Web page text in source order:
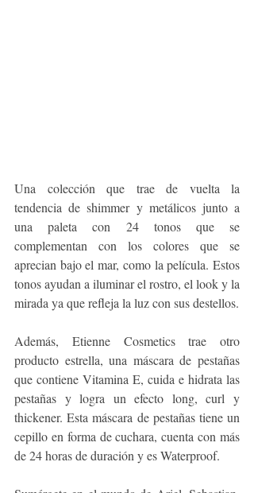
Una colección que trae de vuelta la
tendencia de shimmer y metálicos junto a
una paleta con 24 tonos que se
complementan con los colores que se
aprecian bajo el mar, como la película. Estos
tonos ayudan a iluminar el rostro, el look y la
Además, Etienne Cosmetics trae otro
producto estrella, una máscara de pestañas
que contiene Vitamina E, cuida e hidrata las
pestañas y logra un efecto long, curl y
thickener. Esta máscara de pestañas tiene un
cepillo en forma de cuchara, cuenta con más
de 24 horas de duración y es Waterproof.